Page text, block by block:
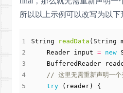
所以以上示例可以改写为以下
String readData ( String
Reader input = new
BufferedReader
// 这里无需重新声明一个
try
( reader)
{